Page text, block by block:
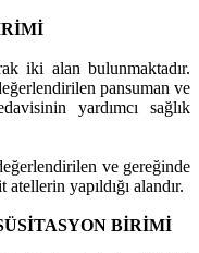
iki alan bulunmaktadır.
pansuman ve
yardımcı sağlık
ve gereğinde
yapıldığı alandır.
BİRİMİ